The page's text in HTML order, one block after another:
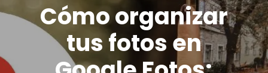
Cómo organizar
tus fotos en